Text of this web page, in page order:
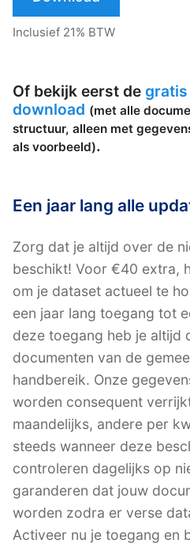
Inclusief 21% BTW
Of bekijk eerst de
download (met alle
structuur, alleen met
als voorbeeld).
Een jaar lang alle
Zorg dat je altijd over de
beschikt! Voor €40 extra,
om je dataset actueel te
een jaar lang toegang tot
deze toegang heb je altijd
documenten van de
handbereik. Onze
worden consequent
maandelijks, andere per
steeds wanneer deze
controleren dagelijks op
garanderen dat jouw
worden zodra er verse
Activeer nu je toegang en